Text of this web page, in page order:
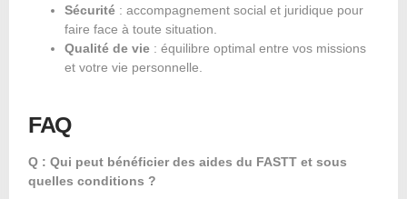
Sécurité : accompagnement social et juridique pour
faire face à toute situation.
Qualité de vie : équilibre optimal entre vos missions
et votre vie personnelle.
FAQ
Q : Qui peut bénéficier des aides du FASTT et sous
quelles conditions ?